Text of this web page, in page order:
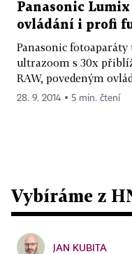
Panasonic
ovládání i profi
Panasonic
ultrazoom s 30x
RAW, povedeným
28. 9. 2014 ▪ 5 min. čtení
Vybíráme z
JAN KUBITA